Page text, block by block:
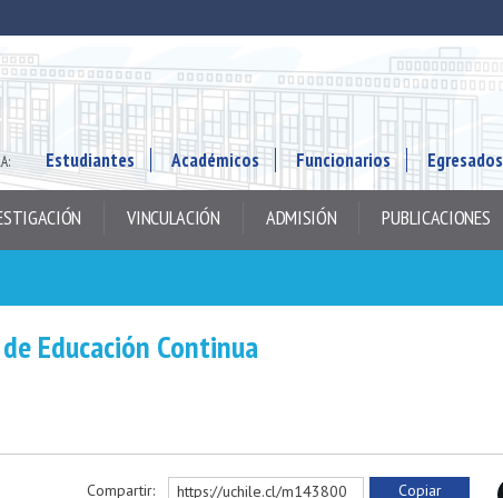
Estudiantes Académicos Funcionarios Egresados
VINCULACIÓN ADMISIÓN PUBLICACIONES
Educación Continua
Compartir: https://uchile.cl/m143800 Copiar